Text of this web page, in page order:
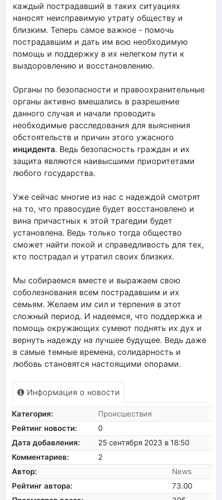
каждый пострадавший в таких ситуациях
наносят неисправимую утрату обществу и
близким. Теперь самое важное - помочь
пострадавшим и дать им всю необходимую
помощь и поддержку в их нелегком пути к
выздоровлению и восстановлению.
Органы по безопасности и правоохранительные
органы активно вмешались в разрешение
данного случая и начали проводить
необходимые расследования для выяснения
обстоятельств и причин этого ужасного
инцидента. Ведь безопасность граждан и их
защита являются наивысшими приоритетами
любого государства.
Уже сейчас многие из нас с надеждой смотрят
на то, что правосудие будет восстановлено и
вина причастных к этой трагедии будет
установлена. Ведь только тогда общество
сможет найти покой и справедливость для тех,
кто пострадал и утратил своих близких.
Мы собираемся вместе и выражаем свою
соболезнования всем пострадавшим и их
семьям. Желаем им сил и терпения в этот
сложный период. И надеемся, что поддержка и
помощь окружающих сумеют поднять их дух и
вернуть надежду на лучшее будущее. Ведь даже
в самые темные времена, солидарность и
любовь становятся настоящими опорами.
Информация о новости
Категория:
Происшествия
Рейтинг новости:
0
Дата добавления:
25 сентября 2023 в 18:50
Комментариев:
2
Автор:
News
Рейтинг автора:
73.00